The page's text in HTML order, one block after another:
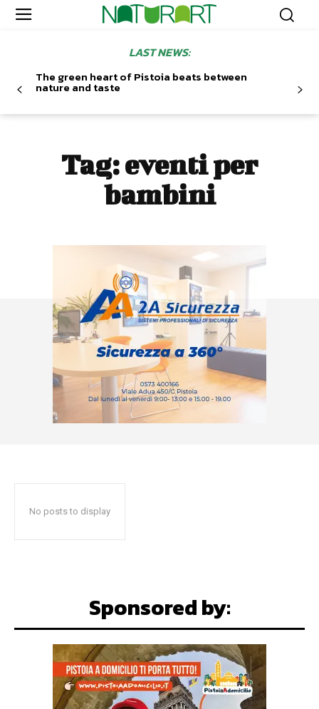
LAST NEWS:
The green heart of Pistoia beats between
nature and taste
Tag:eventi per
bambini
No posts to display
Sponsored by: